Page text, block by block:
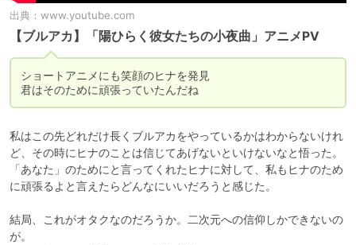
出典： www.youtube.com
【ブルアカ】「陽ひらく彼女たちの小夜曲」アニメPV
ショートアニメにも笑顔のヒナを発見
君はそのために頑張っていたんだね
私はこの先どれだけ長くブルアカをやっているかはわからないけれ
ど、その時にヒナのことは信じてあげないといけないなと悟った。
「あなた」のためにと言ってくれたヒナに対して、私もヒナのため
に頑張るよと言えたらどんなにいいだろうと感じた。
結局、これがオタクなのだろうか。二次元への信仰しかできないの
が。